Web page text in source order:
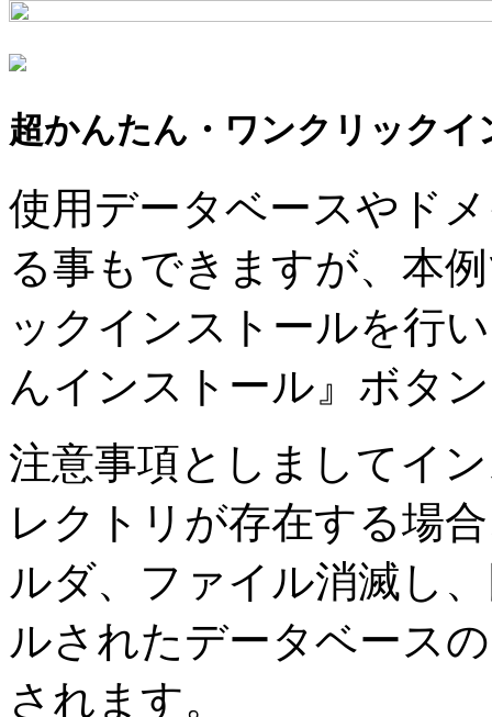
超かんたん・ワンクリックイ
使用データベースやド
る事もできますが、本
ックインストールを行
んインストール』ボタ
注意事項としましてイ
レクトリが存在する場
ルダ、ファイル消滅し
ルされたデータベース
されます。